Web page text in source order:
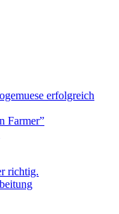
erfolgreich
Farmer”
richtig.